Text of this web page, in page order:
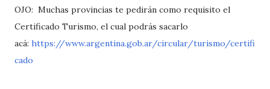
OJO: Muchas provincias te pedirán como requisito el
Certificado Turismo, el cual podrás sacarlo
acá: https://www.argentina.gob.ar/circular/turismo/certifi
cado